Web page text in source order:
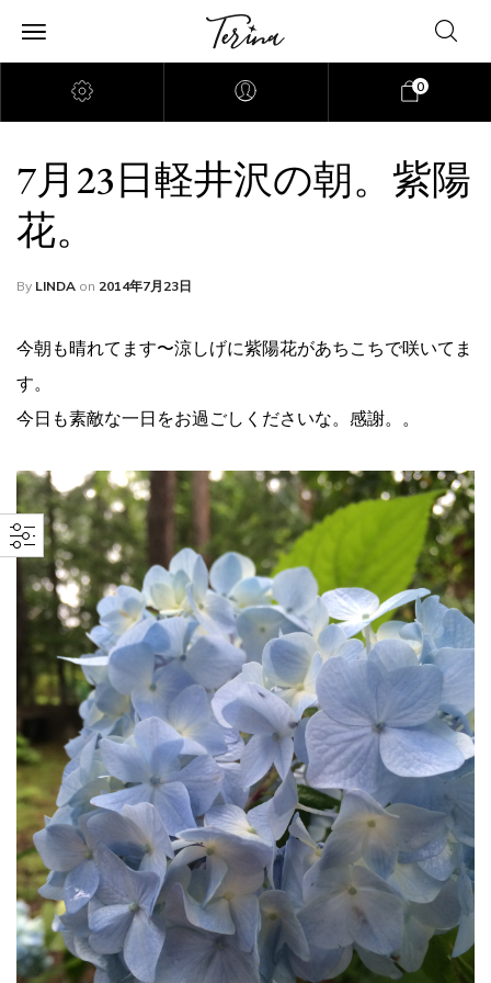
0
7月23日軽井沢の朝。紫陽
花。
By LINDA on 2014年7月23日
今朝も晴れてます〜涼しげに紫陽花があちこちで咲いてま
す。
今日も素敵な一日をお過ごしくださいな。感謝。。